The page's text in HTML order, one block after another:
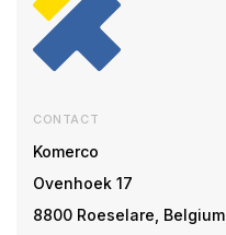
CONTACT
Komerco
Ovenhoek 17
8800 Roeselare, Belgium